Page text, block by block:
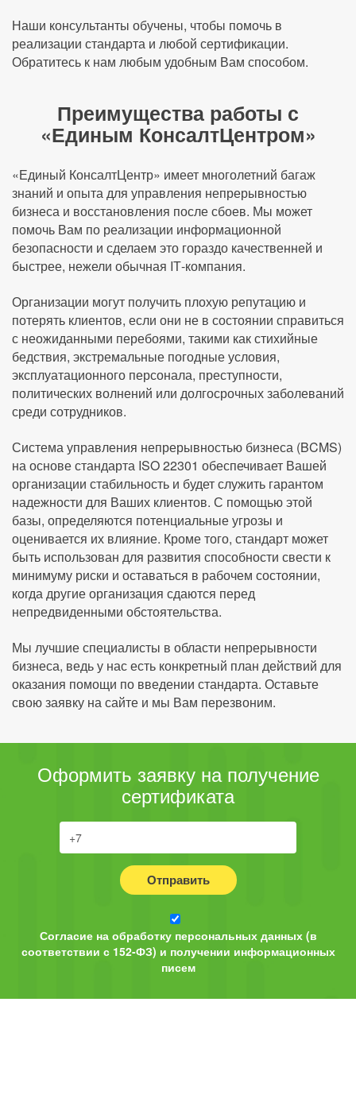
Наши консультанты обучены, чтобы помочь в
реализации стандарта и любой сертификации.
Обратитесь к нам любым удобным Вам способом.
Преимущества работы с
«Единым КонсалтЦентром»
«Единый КонсалтЦентр» имеет многолетний багаж
знаний и опыта для управления непрерывностью
бизнеса и восстановления после сбоев. Мы может
помочь Вам по реализации информационной
безопасности и сделаем это гораздо качественней и
быстрее, нежели обычная IТ-компания.
Организации могут получить плохую репутацию и
потерять клиентов, если они не в состоянии справиться
с неожиданными перебоями, такими как стихийные
бедствия, экстремальные погодные условия,
эксплуатационного персонала, преступности,
политических волнений или долгосрочных заболеваний
среди сотрудников.
Система управления непрерывностью бизнеса (BCMS)
на основе стандарта ISO 22301 обеспечивает Вашей
организации стабильность и будет служить гарантом
надежности для Ваших клиентов. С помощью этой
базы, определяются потенциальные угрозы и
оценивается их влияние. Кроме того, стандарт может
быть использован для развития способности свести к
минимуму риски и оставаться в рабочем состоянии,
когда другие организация сдаются перед
непредвиденными обстоятельства.
Мы лучшие специалисты в области непрерывности
бизнеса, ведь у нас есть конкретный план действий для
оказания помощи по введении стандарта. Оставьте
свою заявку на сайте и мы Вам перезвоним.
Оформить заявку на получение
сертификата
Отправить
Согласие на обработку персональных данных (в
соответствии с 152-ФЗ) и получении информационных
писем